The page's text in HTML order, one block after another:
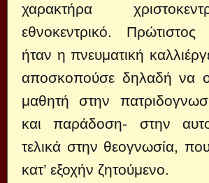
χαρακτήρα
εθνοκεντρικό.
ήταν η πνευματική
αποσκοπούσε δηλαδή να
μαθητή στην
και παράδοση- στην
τελικά στην θεογνωσία, που
κατ’ εξοχήν ζητούμενο.